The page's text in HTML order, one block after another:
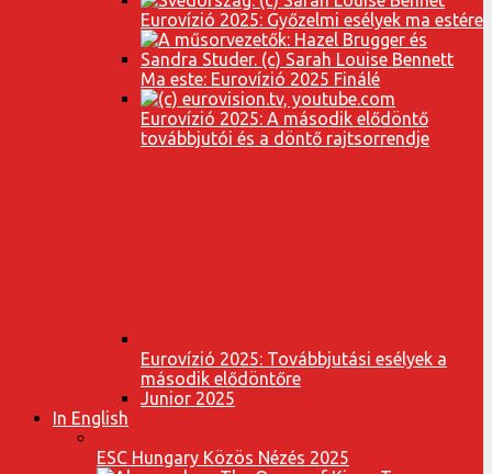
Eurovízió 2025: Győzelmi esélyek ma estére
Ma este: Eurovízió 2025 Finálé
Eurovízió 2025: A második elődöntő
továbbjutói és a döntő rajtsorrendje
Eurovízió 2025: Továbbjutási esélyek a
második elődöntőre
Junior 2025
In English
ESC Hungary Közös Nézés 2025